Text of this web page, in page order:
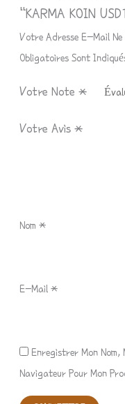
“KARMA KOIN
Votre Adresse E-Mail Ne
Obligatoires Sont
Votre Note*
Votre Avis*
Nom*
E-Mail*
Enregistrer Mon
Navigateur Pour Mon